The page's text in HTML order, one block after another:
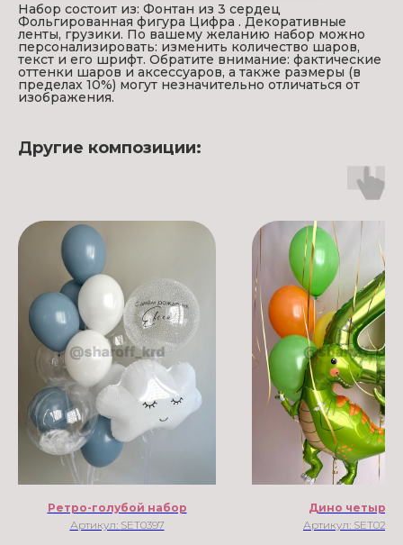
Набор состоит из: Фонтан из 3 сердец
Фольгированная фигура Цифра . Декоративные
ленты, грузики. По вашему желанию набор можно
персонализировать: изменить количество шаров,
текст и его шрифт. Обратите внимание: фактические
оттенки шаров и аксессуаров, а также размеры (в
пределах 10%) могут незначительно отличаться от
изображения.
Другие композиции:
Ретро-голубой набор
Артикул: SET0397
Дино четыре
Артикул: SET0297